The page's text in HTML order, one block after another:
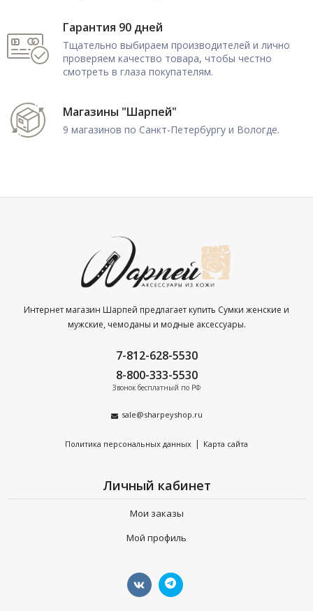
Гарантия 90 дней
Тщательно выбираем производителей и лично
проверяем качество товара, чтобы честно
смотреть в глаза покупателям.
Магазины "Шарпей"
9 магазинов по Санкт-Петербургу и Вологде.
Интернет магазин Шарпей предлагает купить Сумки женские и
мужские, чемоданы и модные аксессуары.
7-812-628-5530
8-800-333-5530
Звонок бесплатный по РФ
sale@sharpeyshop.ru
Политика персональных данных | Карта сайта
Личный кабинет
Мои заказы
Мой профиль